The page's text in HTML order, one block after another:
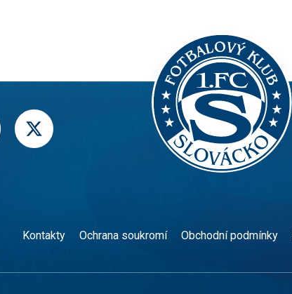
Kontakty Ochrana soukromí Obchodní podmínky